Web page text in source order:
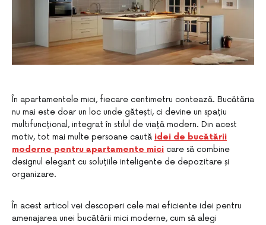
În apartamentele mici, fiecare centimetru contează. Bucătăria
nu mai este doar un loc unde gătești, ci devine un spațiu
multifuncțional, integrat în stilul de viață modern. Din acest
motiv, tot mai multe persoane caută idei de bucătării
moderne pentru apartamente mici care să combine
designul elegant cu soluțiile inteligente de depozitare și
organizare.
În acest articol vei descoperi cele mai eficiente idei pentru
amenajarea unei bucătării mici moderne, cum să alegi